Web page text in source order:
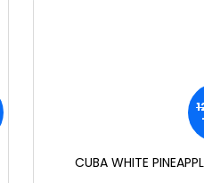
CUBA WHITE